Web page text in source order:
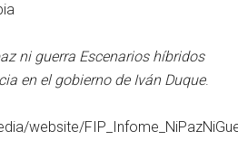
ni guerra Escenarios híbridos
en el gobierno de Iván Duque.
website/